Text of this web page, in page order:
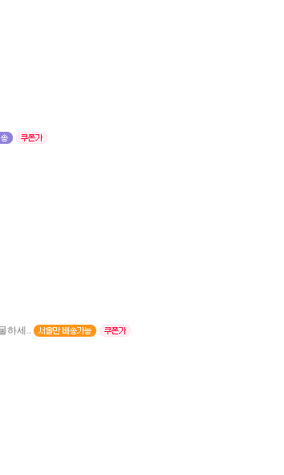
하세..